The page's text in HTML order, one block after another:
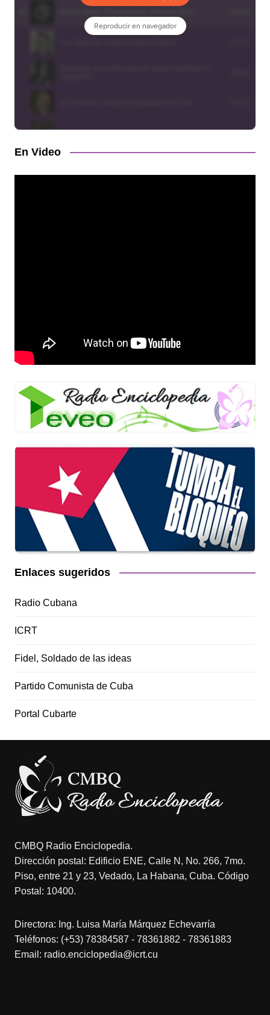
En Video
Enlaces sugeridos
Radio Cubana
ICRT
Fidel, Soldado de las ideas
Partido Comunista de Cuba
Portal Cubarte
CMBQ Radio Enciclopedia.
Dirección postal: Edificio ENE, Calle N, No. 266, 7mo.
Piso, entre 21 y 23, Vedado, La Habana, Cuba. Código
Postal: 10400.
Directora: Ing. Luisa María Márquez Echevarría
Teléfonos: (+53) 78384587 - 78361882 - 78361883
Email: radio.enciclopedia@icrt.cu